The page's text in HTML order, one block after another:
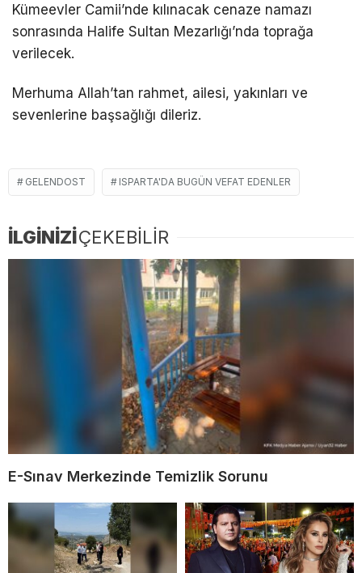
Kümeevler Camii’nde kılınacak cenaze namazı
sonrasında Halife Sultan Mezarlığı’nda toprağa
verilecek.
Merhuma Allah’tan rahmet, ailesi, yakınları ve
sevenlerine başsağlığı dileriz.
GELENDOST ISPARTA'DA BUGÜN VEFAT EDENLER
İLGİNİZİÇEKEBİLİR
E-Sınav Merkezinde Temizlik Sorunu